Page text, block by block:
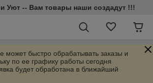
Уют -- Вам товары наши создадут !!!
может быстро обрабатывать заказы и
по ее графику работы сегодня
будет обработана в ближайший